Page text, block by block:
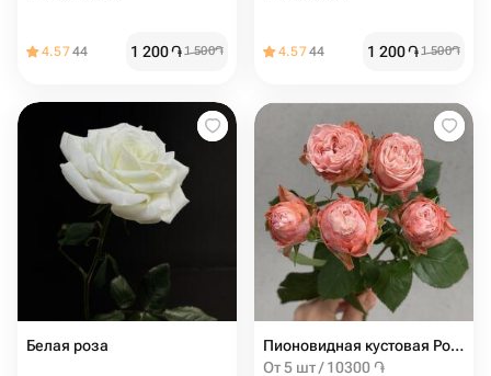
4.5744 1 200֏1 500֏ 4.5744 1 200֏1 500֏
Белая роза
Пионовидная кустовая Роза Madam Bombastic штучно (от 5 шт)
От 5 шт / 10300 ֏